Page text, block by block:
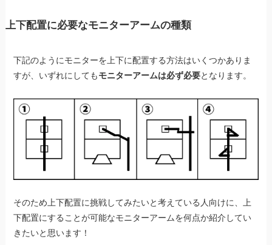
上下配置に必要なモニターアームの種類
下記のようにモニターを上下に配置する方法はいくつかありま
すが、いずれにしてもモニターアームは必ず必要となります。
そのため上下配置に挑戦してみたいと考えている人向けに、上
下配置にすることが可能なモニターアームを何点か紹介してい
きたいと思います！